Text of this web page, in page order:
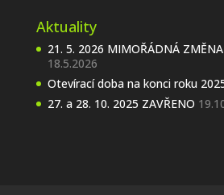
Aktuality
21. 5. 2026 MIMOŘÁDNÁ
18.5.2026
Otevírací doba na konci roku
27. a 28. 10. 2025 ZAVŘENO